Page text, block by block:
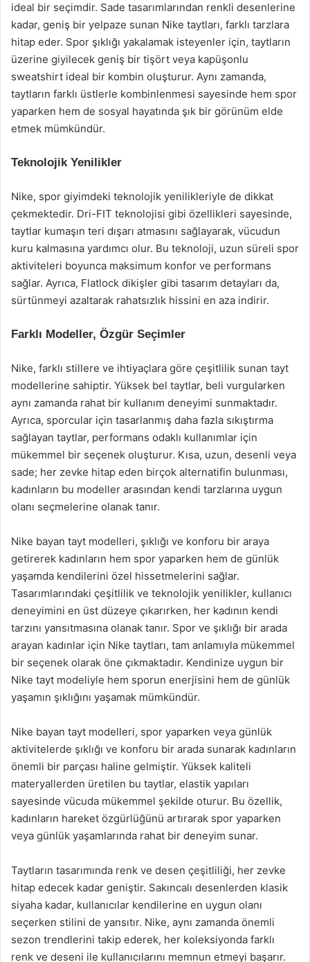
ideal bir seçimdir. Sade tasarımlarından renkli desenlerine
kadar, geniş bir yelpaze sunan Nike taytları, farklı tarzlara
hitap eder. Spor şıklığı yakalamak isteyenler için, taytların
üzerine giyilecek geniş bir tişört veya kapüşonlu
sweatshirt ideal bir kombin oluşturur. Aynı zamanda,
taytların farklı üstlerle kombinlenmesi sayesinde hem spor
yaparken hem de sosyal hayatında şık bir görünüm elde
etmek mümkündür.
Teknolojik Yenilikler
Nike, spor giyimdeki teknolojik yenilikleriyle de dikkat
çekmektedir. Dri-FIT teknolojisi gibi özellikleri sayesinde,
taytlar kumaşın teri dışarı atmasını sağlayarak, vücudun
kuru kalmasına yardımcı olur. Bu teknoloji, uzun süreli spor
aktiviteleri boyunca maksimum konfor ve performans
sağlar. Ayrıca, Flatlock dikişler gibi tasarım detayları da,
sürtünmeyi azaltarak rahatsızlık hissini en aza indirir.
Farklı Modeller, Özgür Seçimler
Nike, farklı stillere ve ihtiyaçlara göre çeşitlilik sunan tayt
modellerine sahiptir. Yüksek bel taytlar, beli vurgularken
aynı zamanda rahat bir kullanım deneyimi sunmaktadır.
Ayrıca, sporcular için tasarlanmış daha fazla sıkıştırma
sağlayan taytlar, performans odaklı kullanımlar için
mükemmel bir seçenek oluşturur. Kısa, uzun, desenli veya
sade; her zevke hitap eden birçok alternatifin bulunması,
kadınların bu modeller arasından kendi tarzlarına uygun
olanı seçmelerine olanak tanır.
Nike bayan tayt modelleri, şıklığı ve konforu bir araya
getirerek kadınların hem spor yaparken hem de günlük
yaşamda kendilerini özel hissetmelerini sağlar.
Tasarımlarındaki çeşitlilik ve teknolojik yenilikler, kullanıcı
deneyimini en üst düzeye çıkarırken, her kadının kendi
tarzını yansıtmasına olanak tanır. Spor ve şıklığı bir arada
arayan kadınlar için Nike taytları, tam anlamıyla mükemmel
bir seçenek olarak öne çıkmaktadır. Kendinize uygun bir
Nike tayt modeliyle hem sporun enerjisini hem de günlük
yaşamın şıklığını yaşamak mümkündür.
Nike bayan tayt modelleri, spor yaparken veya günlük
aktivitelerde şıklığı ve konforu bir arada sunarak kadınların
önemli bir parçası haline gelmiştir. Yüksek kaliteli
materyallerden üretilen bu taytlar, elastik yapıları
sayesinde vücuda mükemmel şekilde oturur. Bu özellik,
kadınların hareket özgürlüğünü artırarak spor yaparken
veya günlük yaşamlarında rahat bir deneyim sunar.
Taytların tasarımında renk ve desen çeşitliliği, her zevke
hitap edecek kadar geniştir. Sakıncalı desenlerden klasik
siyaha kadar, kullanıcılar kendilerine en uygun olanı
seçerken stilini de yansıtır. Nike, aynı zamanda önemli
sezon trendlerini takip ederek, her koleksiyonda farklı
renk ve deseni ile kullanıcılarını memnun etmeyi başarır.